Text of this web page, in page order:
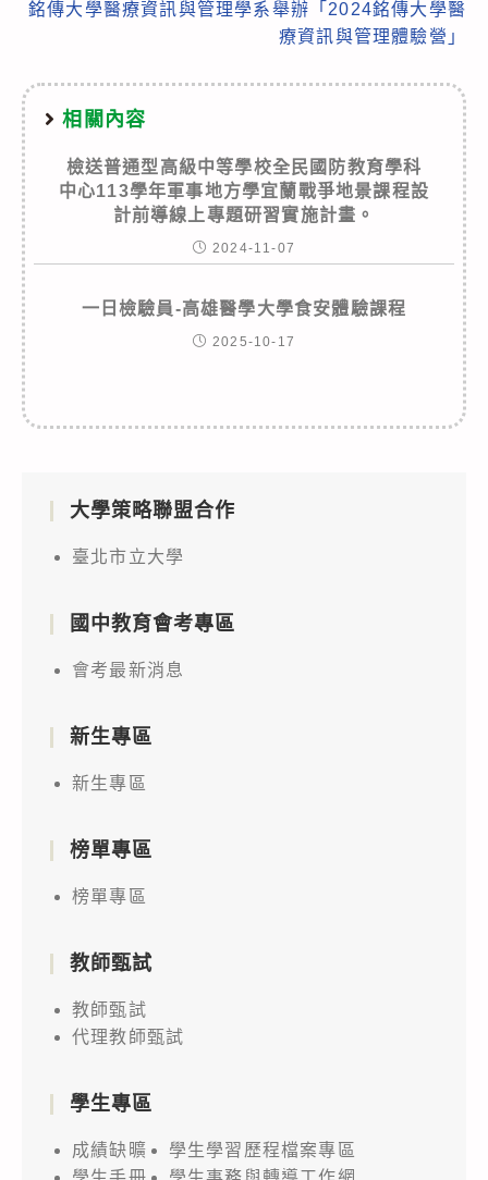
銘傳大學醫療資訊與管理學系舉辦「2024銘傳大學醫
療資訊與管理體驗營」
相關內容
檢送普通型高級中等學校全民國防教育學科
中心113學年軍事地方學宜蘭戰爭地景課程設
計前導線上專題研習實施計畫。
2024-11-07
一日檢驗員-高雄醫學大學食安體驗課程
2025-10-17
大學策略聯盟合作
臺北市立大學
國中教育會考專區
會考最新消息
新生專區
新生專區
榜單專區
榜單專區
教師甄試
教師甄試
代理教師甄試
學生專區
成績缺曠
學生學習歷程檔案專區